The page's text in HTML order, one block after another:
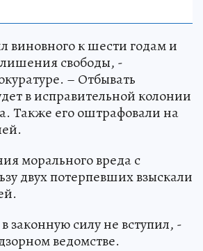
виновного к шести годам и
свободы, -
– Отбывать
в исправительной колонии
Также его оштрафовали на
морального вреда с
двух потерпевших взыскали
законную силу не вступил, -
ведомстве.